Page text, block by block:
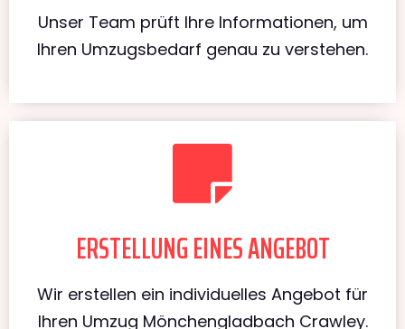
Unser Team prüft Ihre Informationen, um
Ihren Umzugsbedarf genau zu verstehen.
ERSTELLUNG EINES ANGEBOT
Wir erstellen ein individuelles Angebot für
Ihren Umzug Mönchengladbach Crawley.